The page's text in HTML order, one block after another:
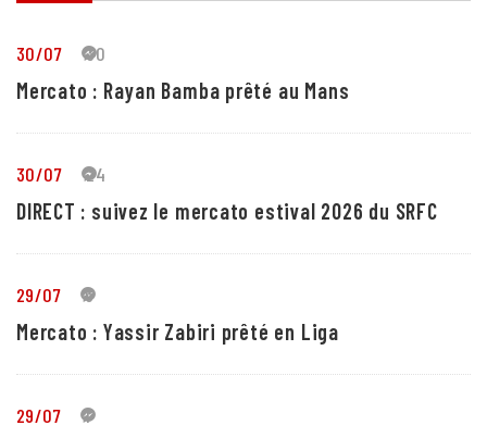
30/07 30
Mercato : Rayan Bamba prêté au Mans
30/07 24
DIRECT : suivez le mercato estival 2026 du SRFC
29/07 5
Mercato : Yassir Zabiri prêté en Liga
29/07 1